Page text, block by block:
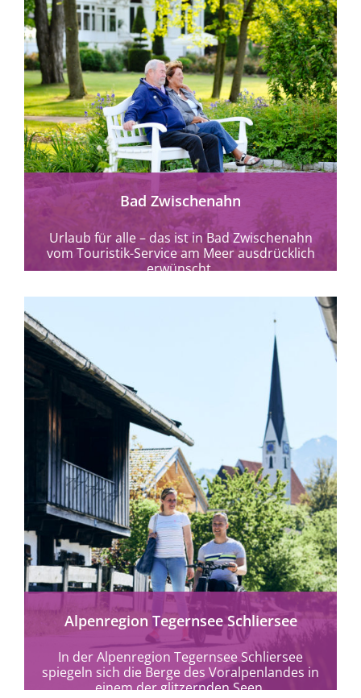
mehr erfahren
Bad Zwischenahn
Urlaub für alle – das ist in Bad Zwischenahn
vom Touristik-Service am Meer ausdrücklich
erwünscht.
mehr erfahren
Alpenregion Tegernsee Schliersee
In der Alpenregion Tegernsee Schliersee
spiegeln sich die Berge des Voralpenlandes in
einem der glitzernden Seen.